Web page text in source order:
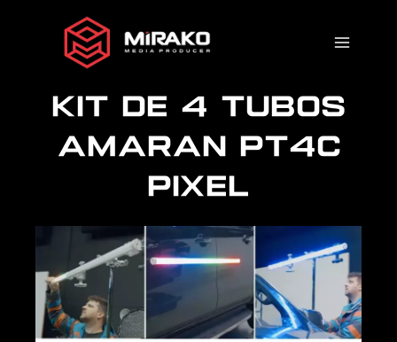
KIT DE 4 TUBOS
AMARAN PT4C
PIXEL